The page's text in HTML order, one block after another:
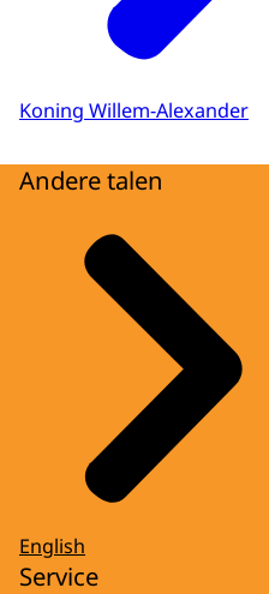
Koning Willem-Alexander
Andere talen
English
Service